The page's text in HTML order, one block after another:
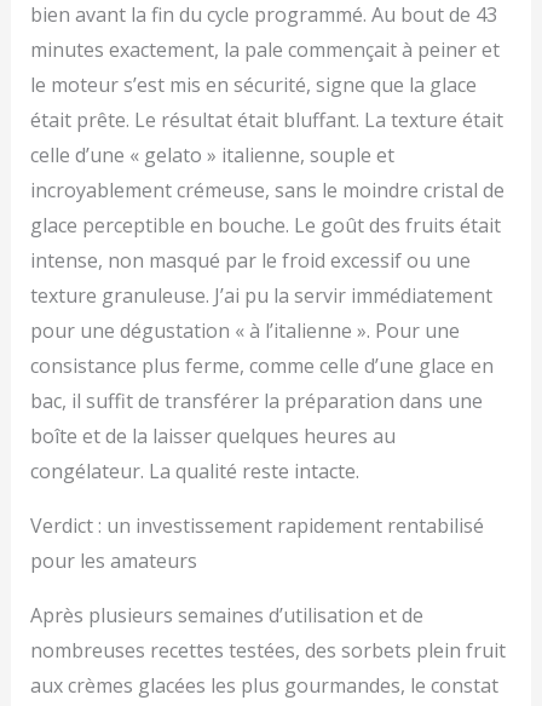
bien avant la fin du cycle programmé. Au bout de 43
minutes exactement, la pale commençait à peiner et
le moteur s’est mis en sécurité, signe que la glace
était prête. Le résultat était bluffant. La texture était
celle d’une « gelato » italienne, souple et
incroyablement crémeuse, sans le moindre cristal de
glace perceptible en bouche. Le goût des fruits était
intense, non masqué par le froid excessif ou une
texture granuleuse. J’ai pu la servir immédiatement
pour une dégustation « à l’italienne ». Pour une
consistance plus ferme, comme celle d’une glace en
bac, il suffit de transférer la préparation dans une
boîte et de la laisser quelques heures au
congélateur. La qualité reste intacte.
Verdict : un investissement rapidement rentabilisé
pour les amateurs
Après plusieurs semaines d’utilisation et de
nombreuses recettes testées, des sorbets plein fruit
aux crèmes glacées les plus gourmandes, le constat